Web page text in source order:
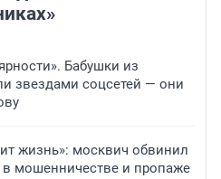
Бабушки из
звездами соцсетей — они
жизнь»: москвич обвинил
в мошенничестве и пропаже